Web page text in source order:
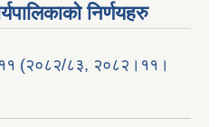
निर्णयहरु
(२०८२/८३, २०८२।११।